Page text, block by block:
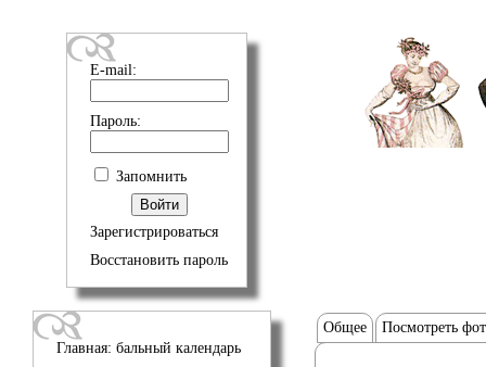
E-mail:
Пароль:
Запомнить
Зарегистрироваться
Восстановить пароль
Главная: бальный календарь
Общее Посмотреть